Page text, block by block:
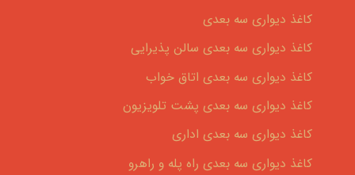
کاغذ دیواری سه بعدی
کاغذ دیواری سه بعدی سالن پذیرایی
کاغذ دیواری سه بعدی اتاق خواب
کاغذ دیواری سه بعدی پشت تلویزیون
کاغذ دیواری سه بعدی اداری
کاغذ دیواری سه بعدی راه پله و راهرو